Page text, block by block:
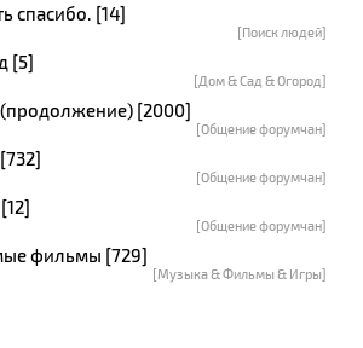
спасибо. [14]
[Поиск людей]
[5]
[Дом & Сад & Огород]
[2000]
[Общение форумчан]
[Общение форумчан]
[Общение форумчан]
фильмы [729]
[Музыка & Фильмы & Игры]